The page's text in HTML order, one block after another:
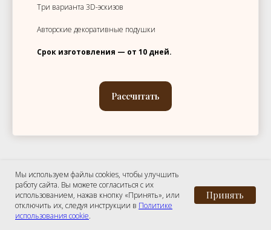
Три варианта 3D-эскизов
Авторские декоративные подушки
Срок изготовления — от 10 дней.
Рассчитать
Мы используем файлы cookies, чтобы улучшить
работу сайта. Вы можете согласиться с их
использованием, нажав кнопку «Принять», или
отключить их, следуя инструкции в Политике
использования cookie.
Принять